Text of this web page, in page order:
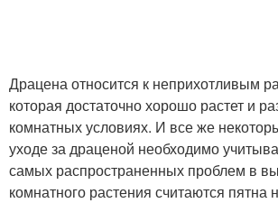
Драцена относится к неприхотливым
которая достаточно хорошо растет и
комнатных условиях. И все же
уходе за драценой необходимо
самых распространенных проблем в
комнатного растения считаются пятна